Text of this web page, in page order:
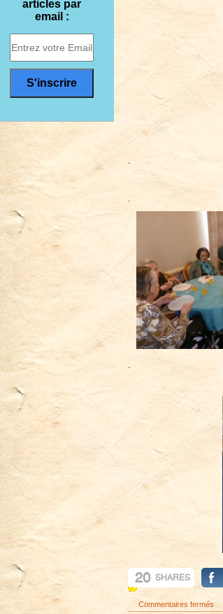
articles par
email :
.
.
20 SHARES
Commentaires fermés